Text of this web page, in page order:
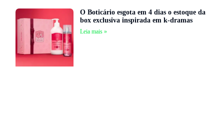
O Boticário esgota em 4 dias o estoque da
box exclusiva inspirada em k-dramas
Leia mais »